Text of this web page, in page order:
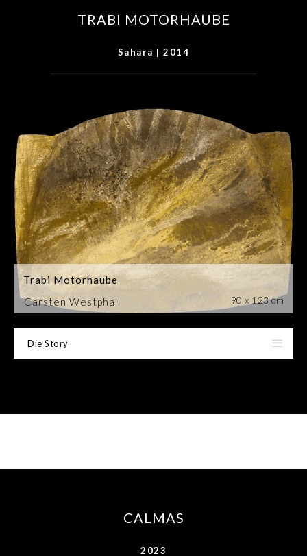
TRABI MOTORHAUBE
Sahara | 2014
Carsten Westphal
Trabi Motorhaube
90 x 123 cm
Die Story
CALMAS
2023